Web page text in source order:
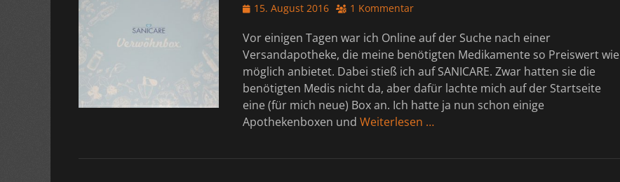
Veröffentlicht
15. August 2016 1 Kommentar
Vor einigen Tagen war ich Online auf der Suche nach einer
Versandapotheke, die meine benötigten Medikamente so Preiswert wie
möglich anbietet. Dabei stieß ich auf SANICARE. Zwar hatten sie die
benötigten Medis nicht da, aber dafür lachte mich auf der Startseite
eine (für mich neue) Box an. Ich hatte ja nun schon einige
Apothekenboxen und Weiterlesen …